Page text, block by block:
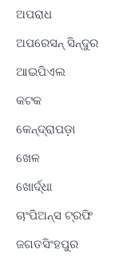
ଅପରାଧ
ଅପରେସନ୍ ସିନ୍ଦୁର
ଆଇପିଏଲ
କଟକ
କେନ୍ଦ୍ରାପଡ଼ା
ଖେଳ
ଖୋର୍ଦ୍ଧା
ଚାଂପିଅନ୍ସ ଟ୍ରଫି
ଜଗତସିଂହପୁର